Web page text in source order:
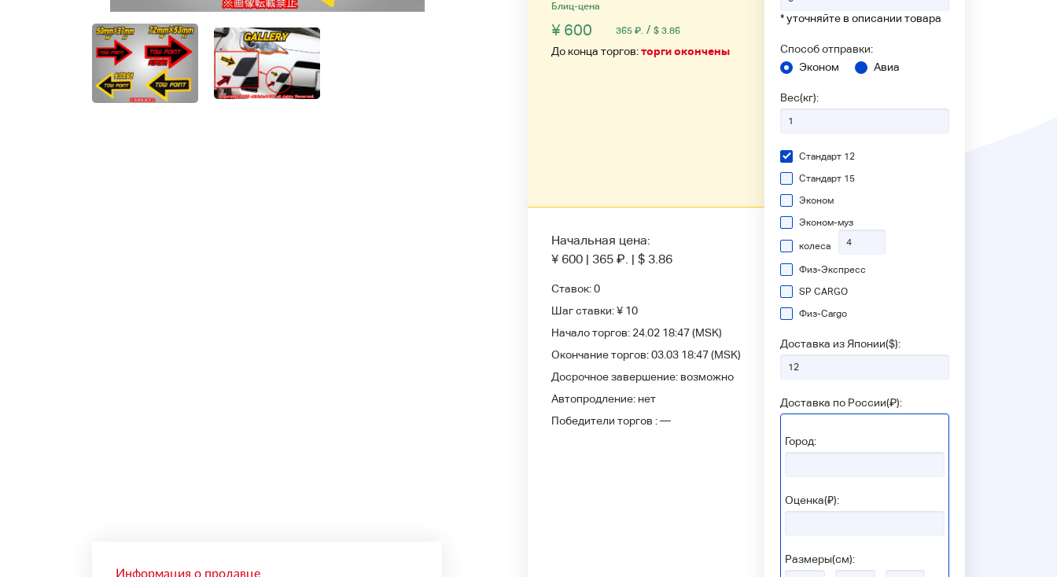
Информация о продавце
Блиц-цена
¥ 600 365 ₽. / $ 3.86
До конца торгов:торги окончены
Начальная цена:
¥ 600 | 365 ₽. | $ 3.86
Ставок:0
Шаг ставки:¥ 10
Начало торгов: 24.02 18:47(MSK)
Окончание торгов:03.03 18:47(MSK)
Досрочное завершение: возможно
Автопродление: нет
Победители торгов :—
* уточняйте в описании товара
Способ отправки:
Эконом
Авиа
Вес(кг):
Стандарт 12
Стандарт 15
Эконом
Эконом-муз
колеса
Физ-Экспресс
SP CARGO
Физ-Сargo
Доставка из Японии($):
Доставка по России(₽):
Город:
Оценка(₽):
Размеры(см):